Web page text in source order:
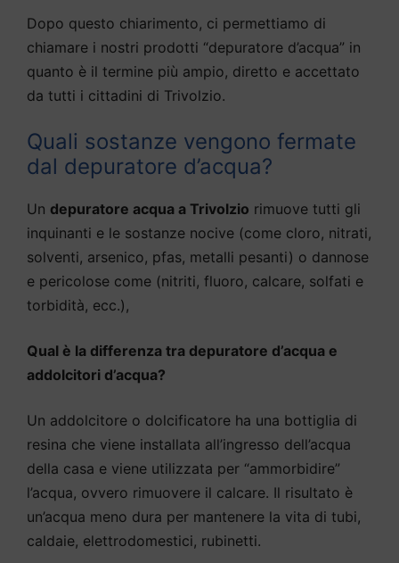
Dopo questo chiarimento, ci permettiamo di
chiamare i nostri prodotti “depuratore d’acqua” in
quanto è il termine più ampio, diretto e accettato
da tutti i cittadini di Trivolzio.
Quali sostanze vengono fermate
dal depuratore d’acqua?
Un depuratore acqua a Trivolzio rimuove tutti gli
inquinanti e le sostanze nocive (come cloro, nitrati,
solventi, arsenico, pfas, metalli pesanti) o dannose
e pericolose come (nitriti, fluoro, calcare, solfati e
torbidità, ecc.),
Qual è la differenza tra depuratore d’acqua e
addolcitori d’acqua?
Un addolcitore o dolcificatore ha una bottiglia di
resina che viene installata all’ingresso dell’acqua
della casa e viene utilizzata per “ammorbidire”
l’acqua, ovvero rimuovere il calcare. Il risultato è
un’acqua meno dura per mantenere la vita di tubi,
caldaie, elettrodomestici, rubinetti.